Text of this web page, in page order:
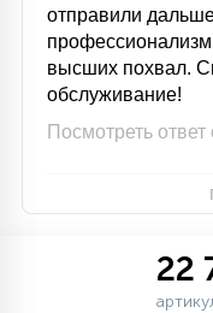
отправили
высших похвал.
обслуживание!
Посмотреть ответ
22